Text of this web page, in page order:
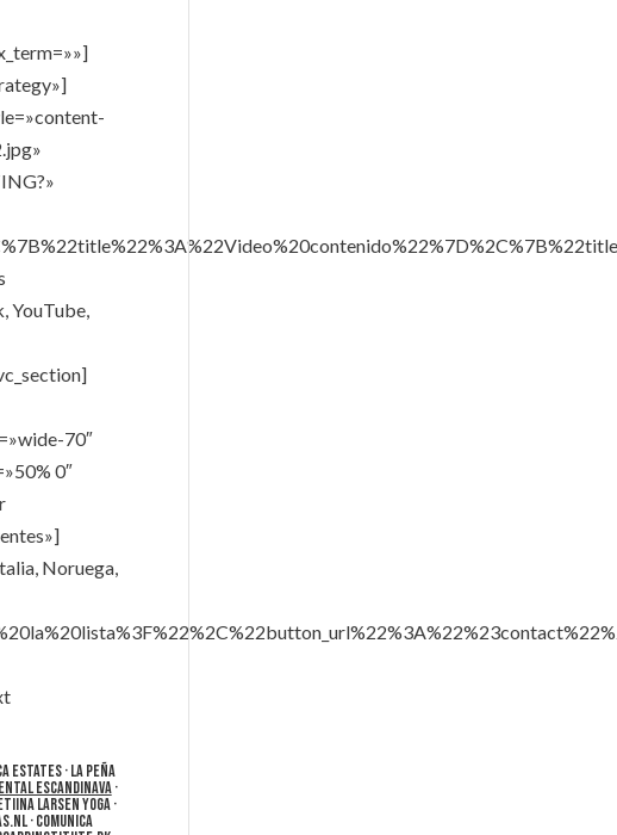
YouTube,
70″
0″
Noruega,
Estates · La Peña
Escandinava·
Larsen Yoga ·
· Comunica